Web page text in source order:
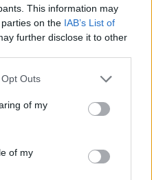
This information may
on the IAB’s List of
further disclose it to other
Outs
of my
of my
hírarchívumához
tartalmazza:
év napon belüli